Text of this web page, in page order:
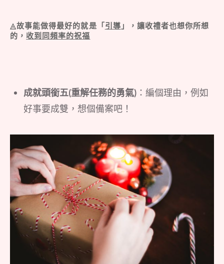
◬故事能做得最好的就是「引導 」，讓收禮者也想你所想
的， 收到同頻率的祝福
成就頭銜五(重解任務的勇氣) ：編個理由，例如
好事要成雙，想個備案吧！